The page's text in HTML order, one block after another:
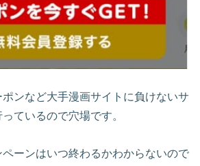
ンなど大手漫画サイトに負けないサ
ているので穴場です。
ーンはいつ終わるかわからないので